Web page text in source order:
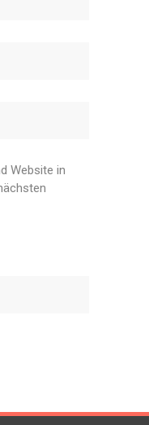
Website in